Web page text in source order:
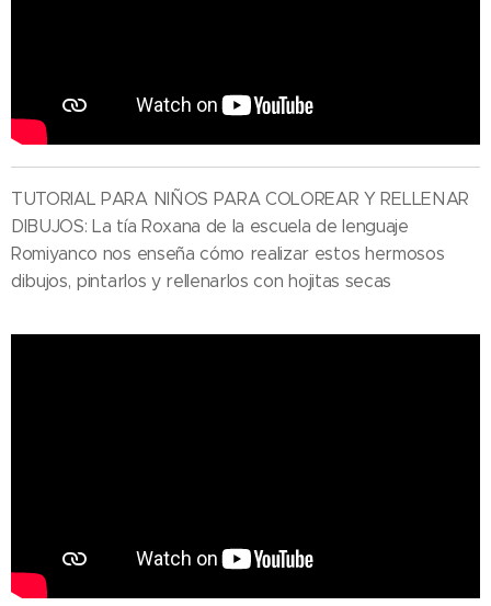
TUTORIAL PARA NIÑOS PARA COLOREAR Y RELLENAR
DIBUJOS: La tía Roxana de la escuela de lenguaje
Romiyanco nos enseña cómo realizar estos hermosos
dibujos, pintarlos y rellenarlos con hojitas secas